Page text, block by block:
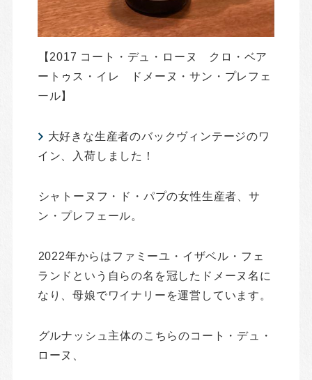
【2017 コート・デュ・ローヌ クロ・ベア
ートゥス・イレ ドメーヌ・サン・プレフェ
ール】
大好きな生産者のバックヴィンテージのワ
イン、入荷しました！
シャトーヌフ・ド・パプの女性生産者、サ
ン・プレフェール。
2022年からはファミーユ・イザベル・フェ
ランドという自らの名を冠したドメーヌ名に
なり、母娘でワイナリーを運営しています。
グルナッシュ主体のこちらのコート・デュ・
ローヌ、